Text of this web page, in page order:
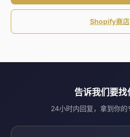
Shopify商店
告诉我们要找
24小时内回复，拿到你的